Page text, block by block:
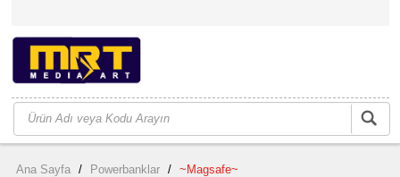
Ana Sayfa / Powerbanklar / ~Magsafe~